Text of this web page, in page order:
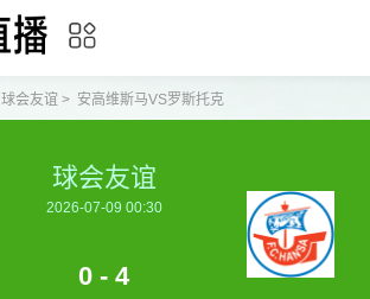
球会友谊 > 安高维斯马VS罗斯托克
球会友谊
2026-07-09 00:30
0 - 4